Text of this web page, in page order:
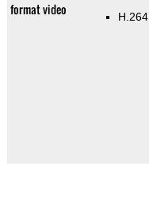
format video H.264